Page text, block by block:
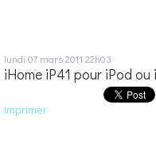
lundi 07 mars 2011 22h03
iHome iP41 pour iPod
Imprimer